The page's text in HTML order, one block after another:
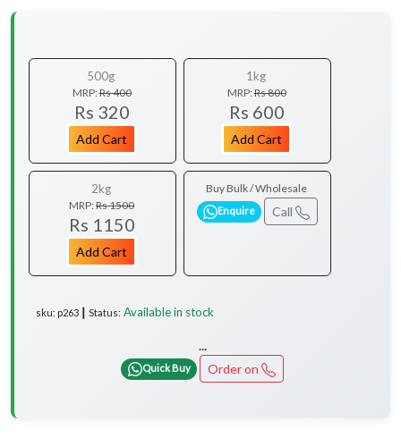
500g
MRP:Rs 400
Rs 320
Add Cart
1kg
MRP:Rs 800
Rs 600
Add Cart
2kg
MRP:Rs 1500
Rs 1150
Add Cart
Buy Bulk / Wholesale
Enquire Call
sku: p263 ┃ Status: Available in stock
...
Quick Buy Order on